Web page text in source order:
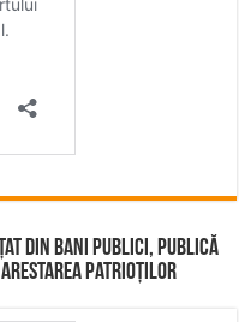
din bani publici, publică
arestarea patrioților